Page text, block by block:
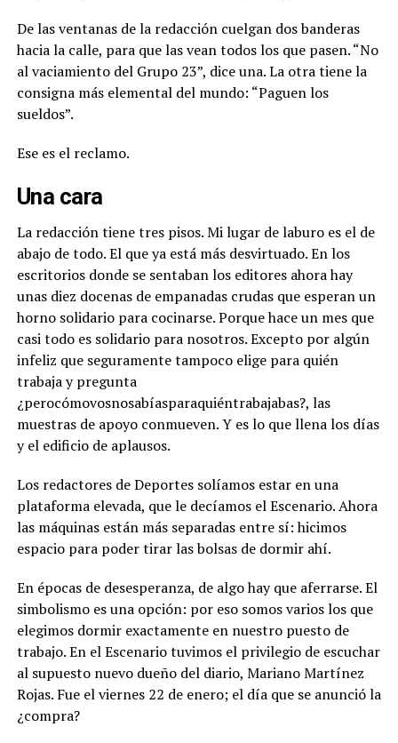
De las ventanas de la redacción cuelgan dos banderas
hacia la calle, para que las vean todos los que pasen. “No
al vaciamiento del Grupo 23”, dice una. La otra tiene la
consigna más elemental del mundo: “Paguen los
sueldos”.
Ese es el reclamo.
Una cara
La redacción tiene tres pisos. Mi lugar de laburo es el de
abajo de todo. El que ya está más desvirtuado. En los
escritorios donde se sentaban los editores ahora hay
unas diez docenas de empanadas crudas que esperan un
horno solidario para cocinarse. Porque hace un mes que
casi todo es solidario para nosotros. Excepto por algún
infeliz que seguramente tampoco elige para quién
trabaja y pregunta
¿perocómovosnosabíasparaquiéntrabajabas?, las
muestras de apoyo conmueven. Y es lo que llena los días
y el edificio de aplausos.
Los redactores de Deportes solíamos estar en una
plataforma elevada, que le decíamos el Escenario. Ahora
las máquinas están más separadas entre sí: hicimos
espacio para poder tirar las bolsas de dormir ahí.
En épocas de desesperanza, de algo hay que aferrarse. El
simbolismo es una opción: por eso somos varios los que
elegimos dormir exactamente en nuestro puesto de
trabajo.En el Escenario tuvimos el privilegio de escuchar
al supuesto nuevo dueño del diario, Mariano Martínez
Rojas. Fue el viernes 22 de enero; el día que se anunció la
¿compra?